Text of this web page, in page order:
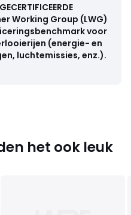
24, 25, 26
Working Group (LWG)
voor
(energie- en
luchtemissies, enz.).
het ook leuk